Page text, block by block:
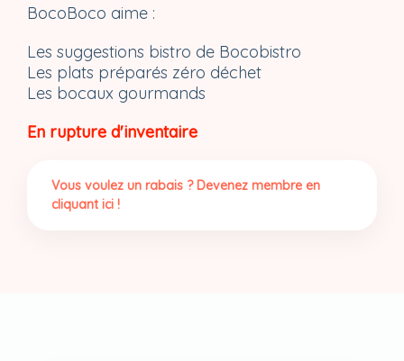
BocoBoco aime :
Les suggestions bistro de Bocobistro
Les plats préparés zéro déchet
Les bocaux gourmands
En rupture d'inventaire
Vous voulez un rabais ? Devenez membre en
cliquant ici !